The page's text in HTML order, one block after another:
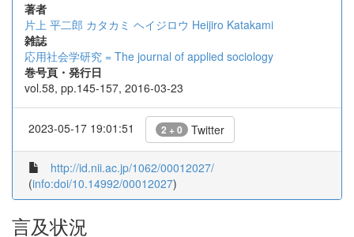
著者
片上 平二郎 カタカミ ヘイジロウ Heijiro Katakami
雑誌
応用社会学研究 = The journal of applied sociology
巻号頁・発行日
vol.58, pp.145-157, 2016-03-23
2023-05-17 19:01:51 2 + 0 Twitter
http://id.nii.ac.jp/1062/00012027/
(info:doi/10.14992/00012027)
言及状況